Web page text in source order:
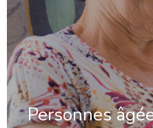
Personnes